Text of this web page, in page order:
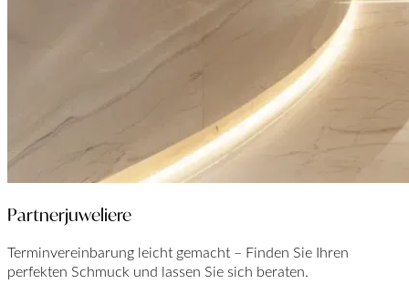
Partnerjuweliere
Terminvereinbarung leicht gemacht – Finden Sie Ihren
perfekten Schmuck und lassen Sie sich beraten.